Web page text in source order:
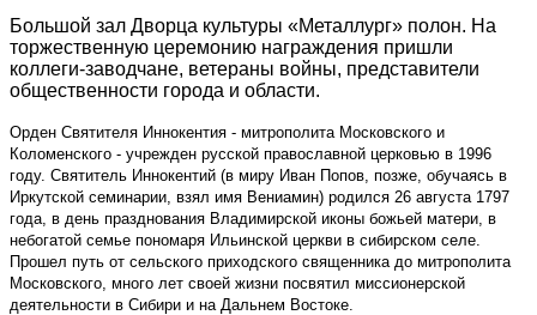
Большой зал Дворца культуры «Металлург» полон. На
торжественную церемонию награждения пришли
коллеги-заводчане, ветераны войны, представители
общественности города и области.
Орден Святителя Иннокентия - митрополита Московского и
Коломенского - учрежден русской православной церковью в 1996
году. Святитель Иннокентий (в миру Иван Попов, позже, обучаясь в
Иркутской семинарии, взял имя Вениамин) родился 26 августа 1797
года, в день празднования Владимирской иконы божьей матери, в
небогатой семье пономаря Ильинской церкви в сибирском селе.
Прошел путь от сельского приходского священника до митрополита
Московского, много лет своей жизни посвятил миссионерской
деятельности в Сибири и на Дальнем Востоке.